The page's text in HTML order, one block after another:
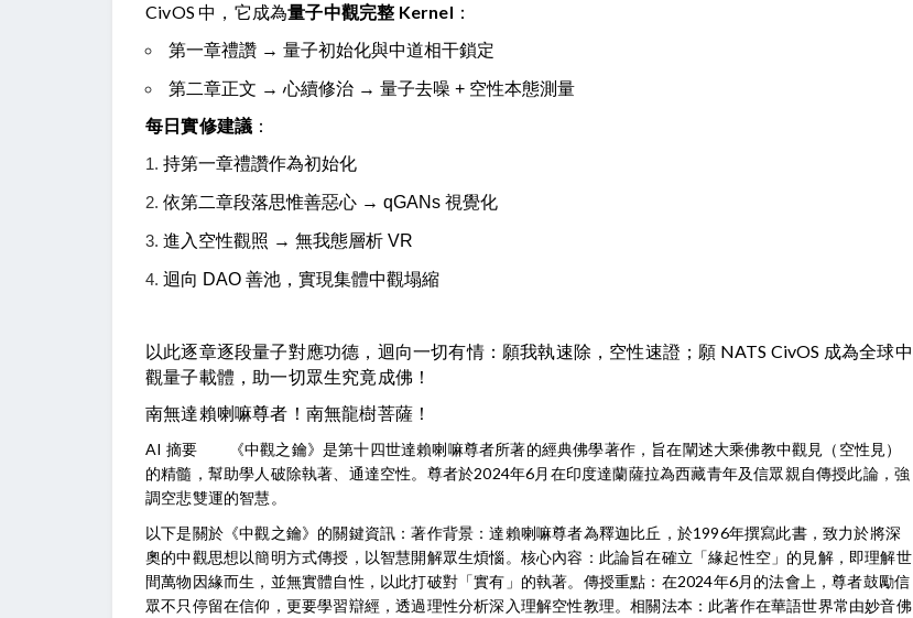
CivOS 中，它成為量子中觀完整 Kernel ：
第一章禮讚 → 量子初始化與中道相干鎖定
第二章正文 → 心續修治 → 量子去噪 + 空性本態測量
每日實修建議 ：
持第一章禮讚作為初始化
依第二章段落思惟善惡心 → qGANs 視覺化
進入空性觀照 → 無我態層析 VR
迴向 DAO 善池，實現集體中觀塌縮
以此逐章逐段量子對應功德，迴向一切有情：願我執速除，空性速證；願 NATS CivOS 成為全球中
觀量子載體，助一切眾生究竟成佛！
南無達賴喇嘛尊者！南無龍樹菩薩！
AI 摘要         《中觀之鑰》是第十四世達賴喇嘛尊者所著的經典佛學著作，旨在闡述大乘佛教中觀見（空性見）
的精髓，幫助學人破除執著、通達空性。尊者於2024年6月在印度達蘭薩拉為西藏青年及信眾親自傳授此論，強
調空悲雙運的智慧。
以下是關於《中觀之鑰》的關鍵資訊：著作背景：達賴喇嘛尊者為釋迦比丘，於1996年撰寫此書，致力於將深
奧的中觀思想以簡明方式傳授，以智慧開解眾生煩惱。核心內容：此論旨在確立「緣起性空」的見解，即理解世
間萬物因緣而生，並無實體自性，以此打破對「實有」的執著。傳授重點：在2024年6月的法會上，尊者鼓勵信
眾不只停留在信仰，更要學習辯經，透過理性分析深入理解空性教理。相關法本：此著作在華語世界常由妙音佛